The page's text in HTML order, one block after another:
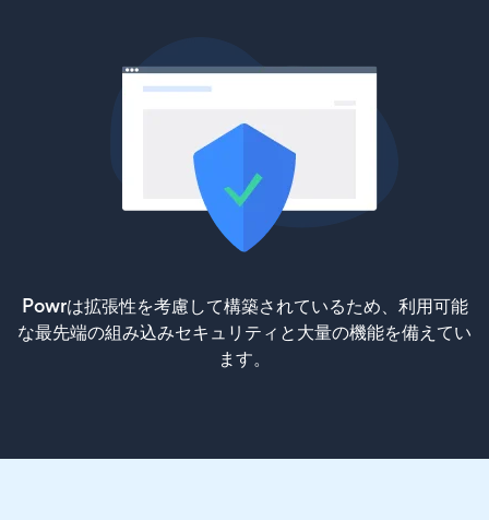
Powrは拡張性を考慮して構築されているため、利用可能
な最先端の組み込みセキュリティと大量の機能を備えてい
ます。